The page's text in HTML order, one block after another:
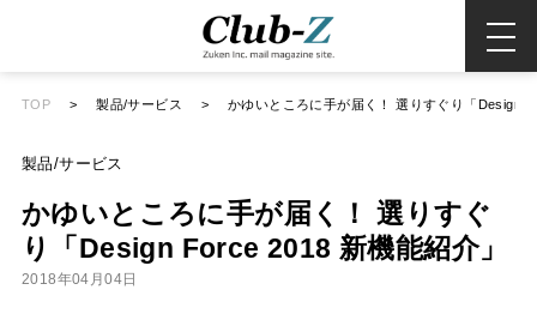
TOP > 製品/サービス > かゆいところに手が届く！ 選りすぐり「Design
製品/サービス
かゆいところに手が届く！ 選りすぐ
り「Design Force 2018 新機能紹介」
2018年04月04日